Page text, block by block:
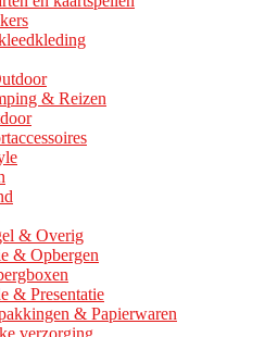
& Reizen
& Overig
& Opbergen
& Presentatie
& Papierwaren
verzorging